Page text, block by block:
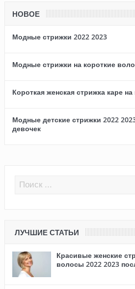
НОВОЕ
Модные стрижки 2022 2023
Модные стрижки на короткие
Короткая женская стрижка каре
Модные детские стрижки 2022
девочек
ЛУЧШИЕ СТАТЬИ
Красивые женские
волосы 2022 2023